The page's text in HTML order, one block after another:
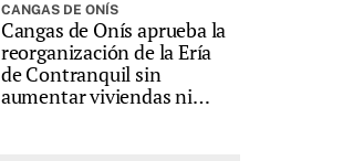
CANGAS DE ONÍS
Cangas de Onís aprueba la
reorganización de la Ería
de Contranquil sin
aumentar viviendas ni